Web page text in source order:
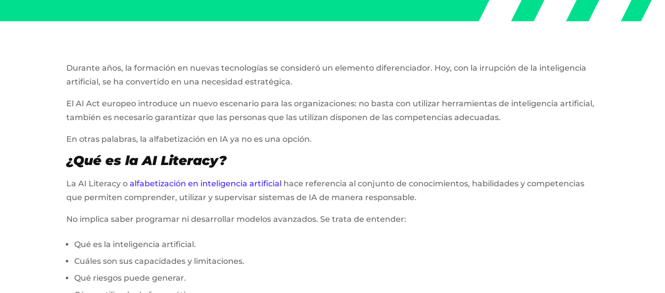
Durante años, la formación en nuevas tecnologías se consideró un elemento diferenciador. Hoy, con la irrupción de la inteligencia
artificial, se ha convertido en una necesidad estratégica.
El AI Act europeo introduce un nuevo escenario para las organizaciones: no basta con utilizar herramientas de inteligencia artificial,
también es necesario garantizar que las personas que las utilizan disponen de las competencias adecuadas.
En otras palabras, la alfabetización en IA ya no es una opción.
¿Qué es la AI Literacy?
La AI Literacy oalfabetización en inteligencia artificial hace referencia al conjunto de conocimientos, habilidades y competencias
que permiten comprender, utilizar y supervisar sistemas de IA de manera responsable.
No implica saber programar ni desarrollar modelos avanzados. Se trata de entender:
Qué es la inteligencia artificial.
Cuáles son sus capacidades y limitaciones.
Qué riesgos puede generar.